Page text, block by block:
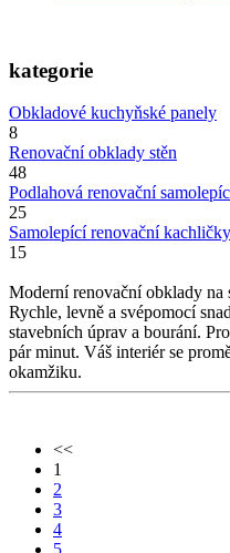
kategorie
Obkladové kuchyňské panely
8
Renovační obklady stěn
48
Podlahová renovační
25
Samolepící renovační kachličky
15
Moderní renovační obklady na
Rychle, levně a svépomocí
stavebních úprav a bourání.
pár minut. Váš interiér se
okamžiku.
<<
1
2
3
4